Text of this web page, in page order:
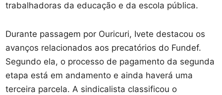
trabalhadoras da educação e da escola pública.
Durante passagem por Ouricuri, Ivete destacou os
avanços relacionados aos precatórios do Fundef.
Segundo ela, o processo de pagamento da segunda
etapa está em andamento e ainda haverá uma
terceira parcela. A sindicalista classificou o